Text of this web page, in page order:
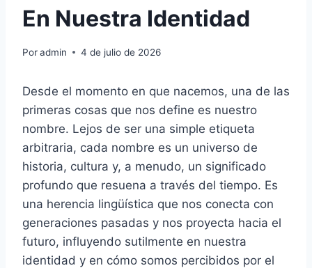
En Nuestra Identidad
Poradmin 4 de julio de 2026
Desde el momento en que nacemos, una de las
primeras cosas que nos define es nuestro
nombre. Lejos de ser una simple etiqueta
arbitraria, cada nombre es un universo de
historia, cultura y, a menudo, un significado
profundo que resuena a través del tiempo. Es
una herencia lingüística que nos conecta con
generaciones pasadas y nos proyecta hacia el
futuro, influyendo sutilmente en nuestra
identidad y en cómo somos percibidos por el